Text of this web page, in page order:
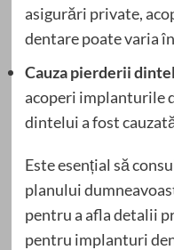
asigurări private,
dentare poate varia
Cauza pierderii
acoperi implanturile
dintelui a fost
Este esențial să
planului
pentru a afla detalii
pentru implanturi